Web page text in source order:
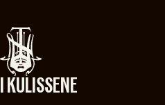
I KULISSENE